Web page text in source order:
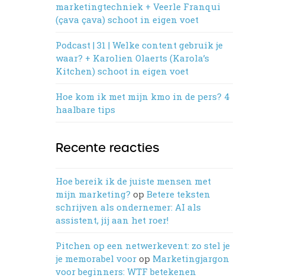
marketingtechniek + Veerle Franqui
(çava çava) schoot in eigen voet
Podcast | 31 | Welke content gebruik je
waar? + Karolien Olaerts (Karola’s
Kitchen) schoot in eigen voet
Hoe kom ik met mijn kmo in de pers? 4
haalbare tips
Recente reacties
Hoe bereik ik de juiste mensen met
mijn marketing? op Betere teksten
schrijven als ondernemer: AI als
assistent, jij aan het roer!
Pitchen op een netwerkevent: zo stel je
je memorabel voor op Marketingjargon
voor beginners: WTF betekenen